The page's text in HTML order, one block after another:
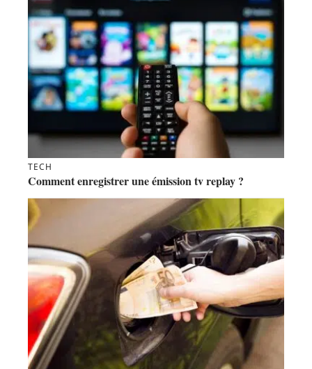
TECH
Comment enregistrer une émission tv replay ?